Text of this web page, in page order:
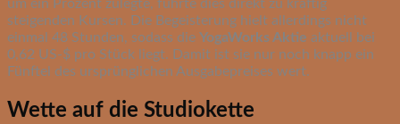
um ein Prozent zulegte, führte dies direkt zu kräftig
steigenden Kursen. Die Begeisterung hielt allerdings nicht
einmal 48 Stunden, sodass die YogaWorks Aktie aktuell bei
0,62 US-$ pro Stück liegt. Damit ist sie nur noch knapp ein
Fünftel des ursprünglichen Ausgabepreises wert.
Wette auf die Studiokette